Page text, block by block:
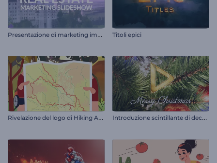
P
resentazione di marketing immobiliare Titoli epici
R
ivelazione del logo di Hiking Adventurer I
ntroduzione scintillante di decorazioni natalizie